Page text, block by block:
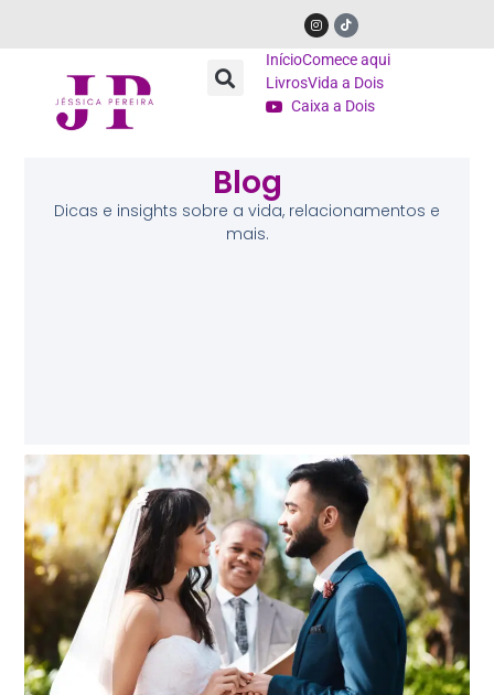
InícioComece aqui
LivrosVida a Dois
Caixa a Dois
Blog
Dicas e insights sobre a vida, relacionamentos e
mais.